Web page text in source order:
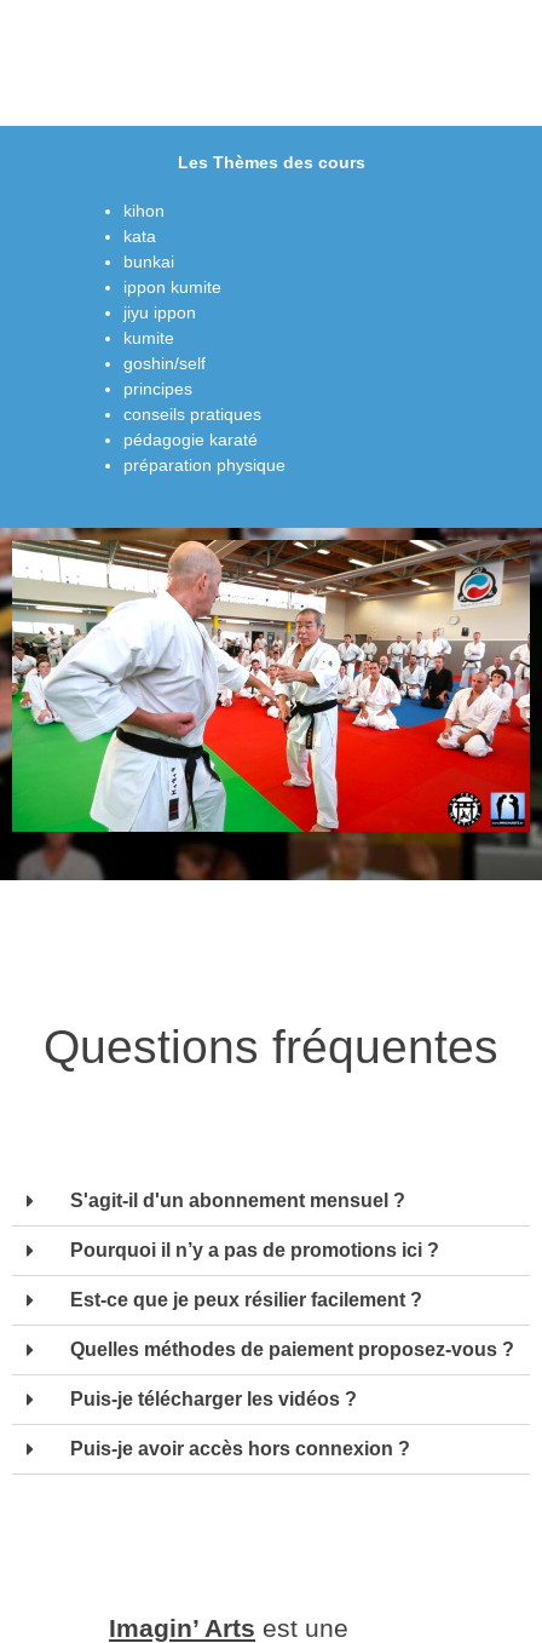
Les Thèmes des cours
kihon
kata
bunkai
ippon kumite
jiyu ippon
kumite
goshin/self
principes
conseils pratiques
pédagogie karaté
préparation physique
Questions fréquentes
S'agit-il d'un abonnement mensuel ?
Pourquoi il n’y a pas de promotions ici ?
Est-ce que je peux résilier facilement ?
Quelles méthodes de paiement proposez-vous ?
Puis-je télécharger les vidéos ?
Puis-je avoir accès hors connexion ?
Imagin’ Arts est une